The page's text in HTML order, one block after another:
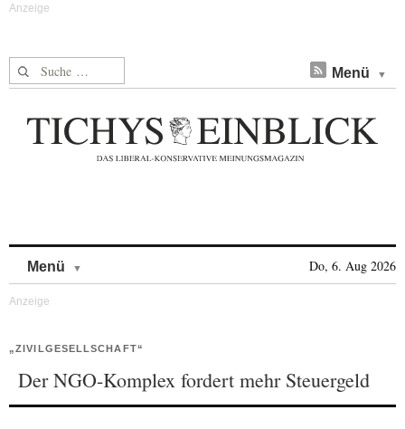
Suche nach: Menü
Menü Do, 6. Aug 2026
„ZIVILGESELLSCHAFT“
Der NGO-Komplex fordert mehr Steuergeld